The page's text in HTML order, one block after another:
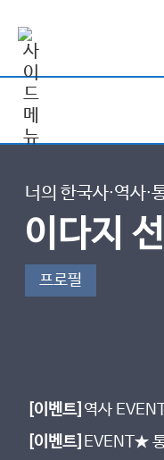
너의 한국사∙역사∙
이다지
프로필
[이벤트] 역사
민 남기면, 시원한 여
[이벤트] EVENT★